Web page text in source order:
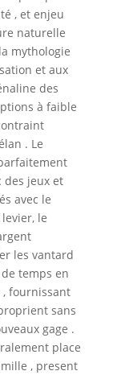
, et enjeu
naturelle
mythologie
et aux
des
à faible
. Le
des jeux et
avec le
le
les vantard
temps en
fournissant
sans
gage .
place
, present